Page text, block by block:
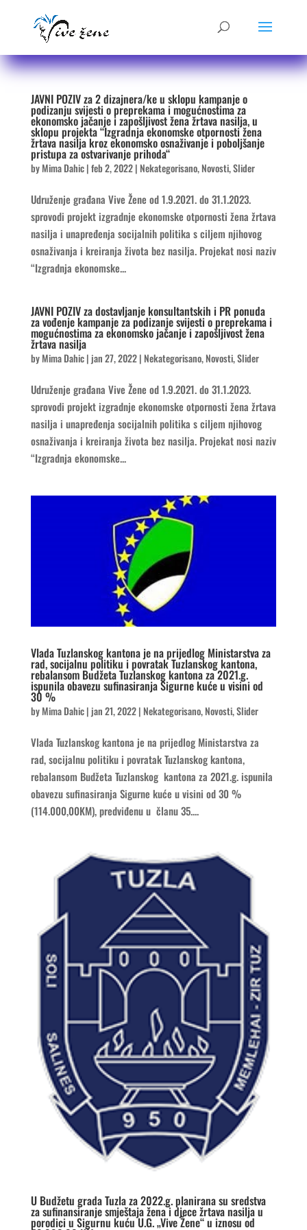
JAVNI POZIV za 2 dizajnera/ke u sklopu kampanje o
podizanju svijesti o preprekama i mogućnostima za
ekonomsko jačanje i zapošljivost žena žrtava nasilja, u
sklopu projekta “Izgradnja ekonomske otpornosti žena
žrtava nasilja kroz ekonomsko osnaživanje i poboljšanje
pristupa za ostvarivanje prihoda“
byMima Dahic|feb 2, 2022| Nekategorisano,Novosti,Slider
Udruženje građana Vive Žene od 1.9.2021. do 31.1.2023.
sprovodi projekt izgradnje ekonomske otpornosti žena žrtava
nasilja i unapređenja socijalnih politika s ciljem njihovog
osnaživanja i kreiranja života bez nasilja. Projekat nosi naziv
“Izgradnja ekonomske...
JAVNI POZIV za dostavljanje konsultantskih i PR ponuda
za vođenje kampanje za podizanje svijesti o preprekama i
mogućnostima za ekonomsko jačanje i zapošljivost žena
žrtava nasilja
byMima Dahic| jan 27, 2022| Nekategorisano,Novosti,Slider
Udruženje građana Vive Žene od 1.9.2021. do 31.1.2023.
sprovodi projekt izgradnje ekonomske otpornosti žena žrtava
nasilja i unapređenja socijalnih politika s ciljem njihovog
osnaživanja i kreiranja života bez nasilja. Projekat nosi naziv
“Izgradnja ekonomske...
Vlada Tuzlanskog kantona je na prijedlog Ministarstva za
rad, socijalnu politiku i povratak Tuzlanskog kantona,
rebalansom Budžeta Tuzlanskog kantona za 2021.g.
ispunila obavezu sufinasiranja Sigurne kuće u visini od
30 %
byMima Dahic| jan 21, 2022| Nekategorisano,Novosti,Slider
Vlada Tuzlanskog kantona je na prijedlog Ministarstva za
rad, socijalnu politiku i povratak Tuzlanskog kantona,
rebalansom Budžeta Tuzlanskog kantona za 2021.g. ispunila
obavezu sufinasiranja Sigurne kuće u visini od 30 %
(114.000,00KM), predviđenu u članu 35....
U Budžetu grada Tuzla za 2022.g. planirana su sredstva
za sufinansiranje smještaja žena i djece žrtava nasilja u
porodici u Sigurnu kuću U.G. „Vive Žene“ u iznosu od